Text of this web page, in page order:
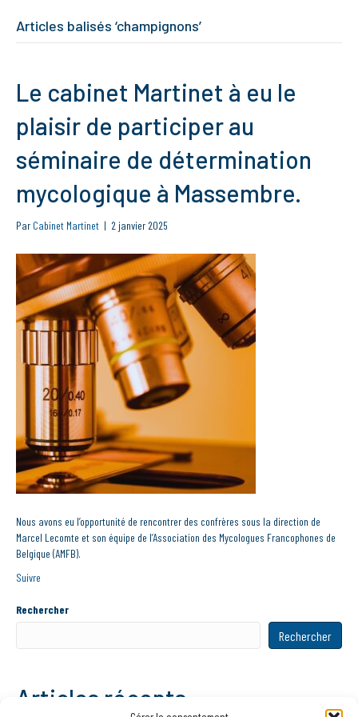
Articles balisés ‘champignons’
Le cabinet Martinet à eu le
plaisir de participer au
séminaire de détermination
mycologique à Massembre.
Par Cabinet Martinet | 2 janvier 2025
Nous avons eu l’opportunité de rencontrer des confrères sous la direction de
Marcel Lecomte et son équipe de l’Association des Mycologues Francophones de
Belgique (AMFB).
Suivre
Rechercher
Rechercher
Articles récents